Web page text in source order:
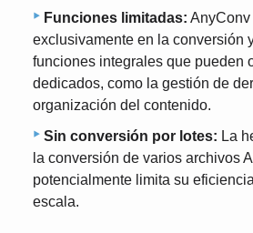
Funciones limitadas: AnyConv
exclusivamente en la conversión
funciones integrales que pueden
dedicados, como la gestión de
organización del contenido.
Sin conversión por lotes: La
la conversión de varios archivos
potencialmente limita su
escala.